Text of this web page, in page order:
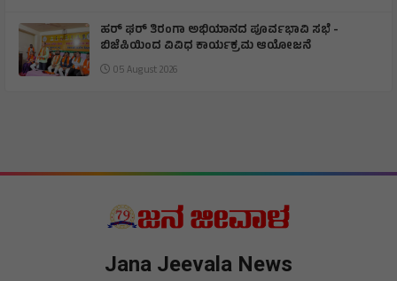
ಹರ್ ಘರ್ ತಿರಂಗಾ ಅಭಿಯಾನದ ಪೂರ್ವಭಾವಿ ಸಭೆ -
ಬಿಜೆಪಿಯಿಂದ ವಿವಿಧ ಕಾರ್ಯಕ್ರಮ ಆಯೋಜನೆ
05 August 2026
Jana Jeevala News